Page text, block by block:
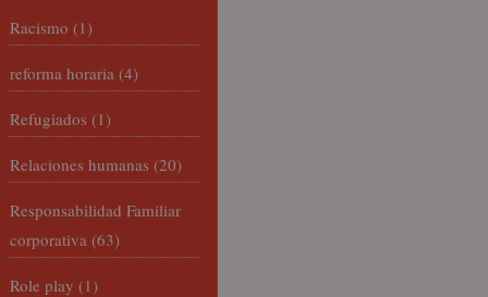
Racismo (1)
reforma horaria (4)
Refugiados (1)
Relaciones humanas (20)
Responsabilidad Familiar
corporativa (63)
Role play (1)